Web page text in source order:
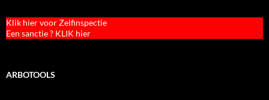
Klik hier voor Zelfinspectie
Een sanctie ? KLIK hier
ARBOTOOLS